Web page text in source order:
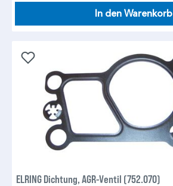
In den Warenkorb
ELRING Dichtung, AGR-Ventil (752.070)